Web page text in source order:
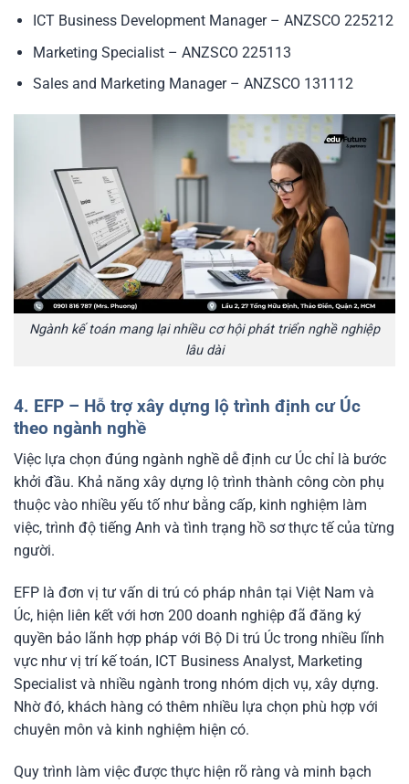
ICT Business Development Manager – ANZSCO 225212
Marketing Specialist – ANZSCO 225113
Sales and Marketing Manager – ANZSCO 131112
Ngành kế toán mang lại nhiều cơ hội phát triển nghề nghiệp
lâu dài
4. EFP – Hỗ trợ xây dựng lộ trình định cư Úc
theo ngành nghề
Việc lựa chọn đúng ngành nghề dễ định cư Úc chỉ là bước
khởi đầu. Khả năng xây dựng lộ trình thành công còn phụ
thuộc vào nhiều yếu tố như bằng cấp, kinh nghiệm làm
việc, trình độ tiếng Anh và tình trạng hồ sơ thực tế của từng
người.
EFP là đơn vị tư vấn di trú có pháp nhân tại Việt Nam và
Úc, hiện liên kết với hơn 200 doanh nghiệp đã đăng ký
quyền bảo lãnh hợp pháp với Bộ Di trú Úc trong nhiều lĩnh
vực như vị trí kế toán, ICT Business Analyst, Marketing
Specialist và nhiều ngành trong nhóm dịch vụ, xây dựng.
Nhờ đó, khách hàng có thêm nhiều lựa chọn phù hợp với
chuyên môn và kinh nghiệm hiện có.
Quy trình làm việc được thực hiện rõ ràng và minh bạch